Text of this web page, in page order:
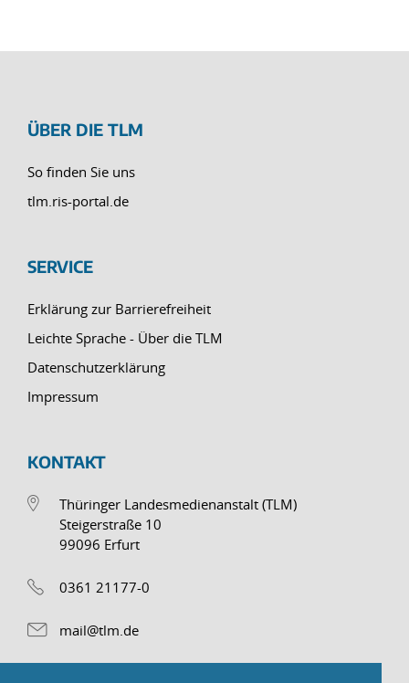
ÜBER DIE TLM
So finden Sie uns
tlm.ris-portal.de
SERVICE
Erklärung zur Barrierefreiheit
Leichte Sprache - Über die TLM
Datenschutzerklärung
Impressum
KONTAKT
Thüringer Landesmedienanstalt (TLM)
Steigerstraße 10
99096 Erfurt
0361 21177-0
mail@tlm.de